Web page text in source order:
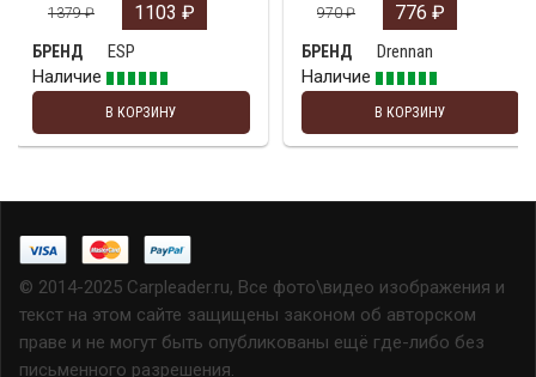
1379₽ 1103 ₽
БРЕНД
ESP
Наличие
В КОРЗИНУ
970₽ 776 ₽
БРЕНД
Drennan
Наличие
В КОРЗИНУ
© 2014-2025 Carpleader.ru, Все фото\видео изображения и
текст на этом сайте защищены законом об авторском
праве и не могут быть опубликованы ещё где-либо без
письменного разрешения.